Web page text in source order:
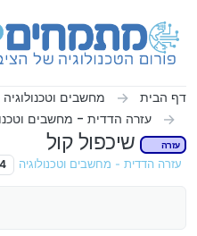
דף הבית
מחשבים וטכנולוגיה
עזרה הדדית - מחשבים
עזרה שיכפול קול
עזרה הדדית - מחשבים וטכנולוגיה 4